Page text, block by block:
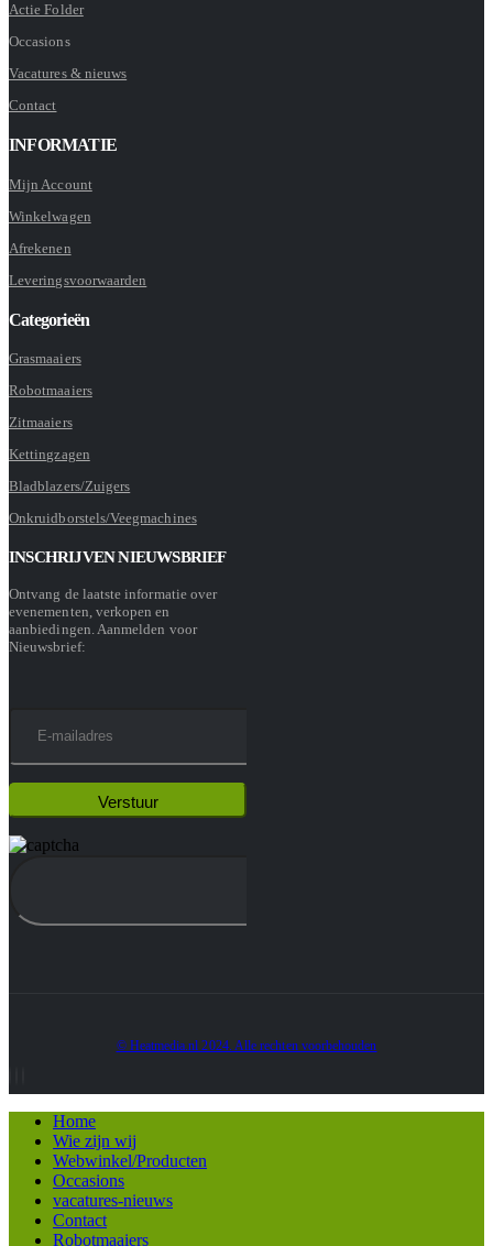
Actie Folder
Occasions
Vacatures & nieuws
Contact
INFORMATIE
Mijn Account
Winkelwagen
Afrekenen
Leveringsvoorwaarden
Categorieën
Grasmaaiers
Robotmaaiers
Zitmaaiers
Kettingzagen
Bladblazers/Zuigers
Onkruidborstels/Veegmachines
INSCHRIJVEN NIEUWSBRIEF
Ontvang de laatste informatie over
evenementen, verkopen en
aanbiedingen. Aanmelden voor
Nieuwsbrief:
© Heatmedia.nl 2024. Alle rechten voorbehouden
Home
Wie zijn wij
Webwinkel/Producten
Occasions
vacatures-nieuws
Contact
Robotmaaiers